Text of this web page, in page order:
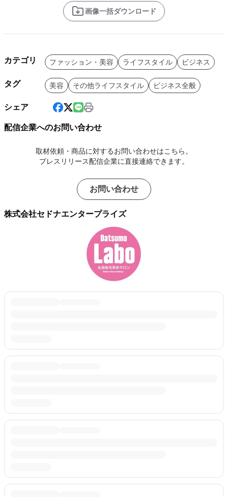
画像一括ダウンロード
カテゴリ ファッション・美容 ライフスタイル ビジネス
タグ 美容 その他ライフスタイル ビジネス全般
シェア
配信企業へのお問い合わせ
取材依頼・商品に対するお問い合わせはこちら。
プレスリリース配信企業に直接連絡できます。
お問い合わせ
株式会社セドナエンタープライズ